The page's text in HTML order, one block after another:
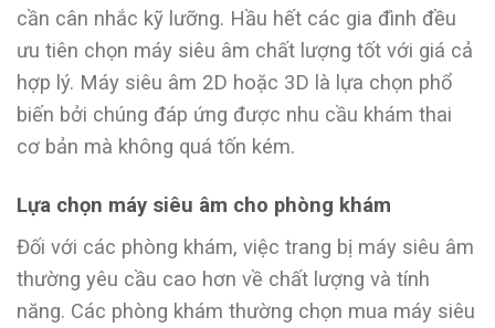
cần cân nhắc kỹ lưỡng. Hầu hết các gia đình đều
ưu tiên chọn máy siêu âm chất lượng tốt với giá cả
hợp lý. Máy siêu âm 2D hoặc 3D là lựa chọn phổ
biến bởi chúng đáp ứng được nhu cầu khám thai
cơ bản mà không quá tốn kém.
Lựa chọn máy siêu âm cho phòng khám
Đối với các phòng khám, việc trang bị máy siêu âm
thường yêu cầu cao hơn về chất lượng và tính
năng. Các phòng khám thường chọn mua máy siêu